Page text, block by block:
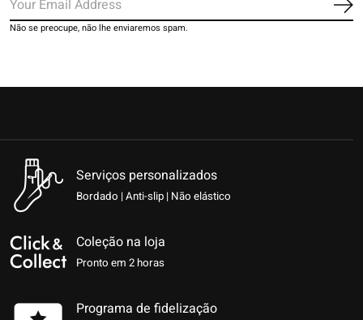
Não se preocupe, não lhe enviaremos spam.
Serviços personalizados
Bordado | Anti-slip | Não elástico
Coleção na loja
Pronto em 2 horas
Programa de fidelização